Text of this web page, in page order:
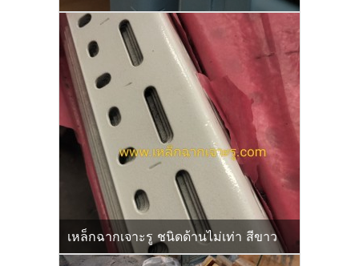
เหล็กฉากเจาะรู ชนิดด้านไม่เท่า สีขาว